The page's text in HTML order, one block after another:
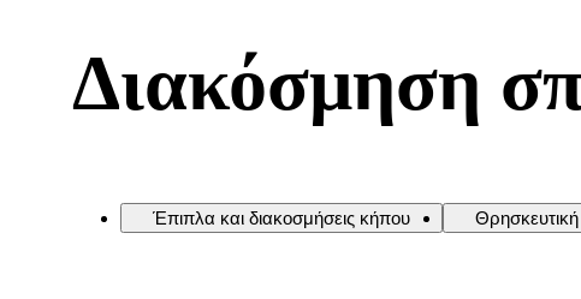
Διακόσμηση
Έπιπλα και διακοσμήσεις κήπου